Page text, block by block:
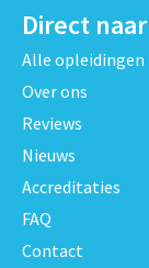
Direct naar
Alle opleidingen
Over ons
Reviews
Nieuws
Accreditaties
FAQ
Contact